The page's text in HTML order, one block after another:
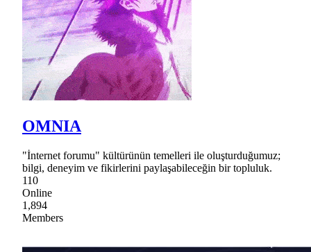
OMNIA
"İnternet forumu" kültürünün temelleri ile oluşturduğumuz;
bilgi, deneyim ve fikirlerini paylaşabileceğin bir topluluk.
110
Online
1,894
Members